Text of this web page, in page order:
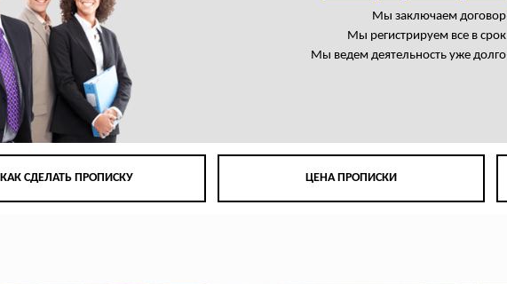
Мы заключаем договор
Мы регистрируем все в срок
Мы ведем деятельность уже долго
КАК СДЕЛАТЬ ПРОПИСКУ ЦЕНА ПРОПИСКИ